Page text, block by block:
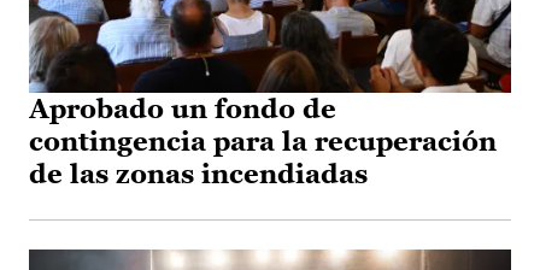
Aprobado un fondo de
contingencia para la recuperación
de las zonas incendiadas